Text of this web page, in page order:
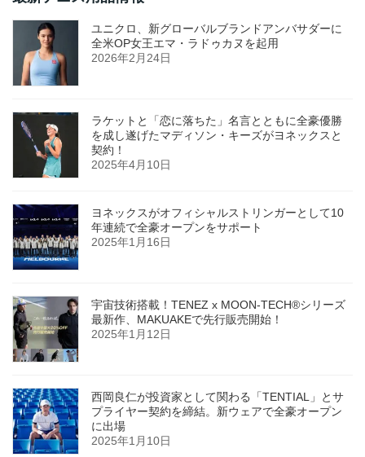
ユニクロ、新グローバルブランドアンバサダーに
全米OP女王エマ・ラドゥカヌを起用
2026年2月24日
ラケットと「恋に落ちた」名言とともに全豪優勝
を成し遂げたマディソン・キーズがヨネックスと
契約！
2025年4月10日
ヨネックスがオフィシャルストリンガーとして10
年連続で全豪オープンをサポート
2025年1月16日
宇宙技術搭載！TENEZ x MOON-TECH®シリーズ
最新作、MAKUAKEで先行販売開始！
2025年1月12日
西岡良仁が投資家として関わる「TENTIAL」とサ
プライヤー契約を締結。新ウェアで全豪オープン
に出場
2025年1月10日